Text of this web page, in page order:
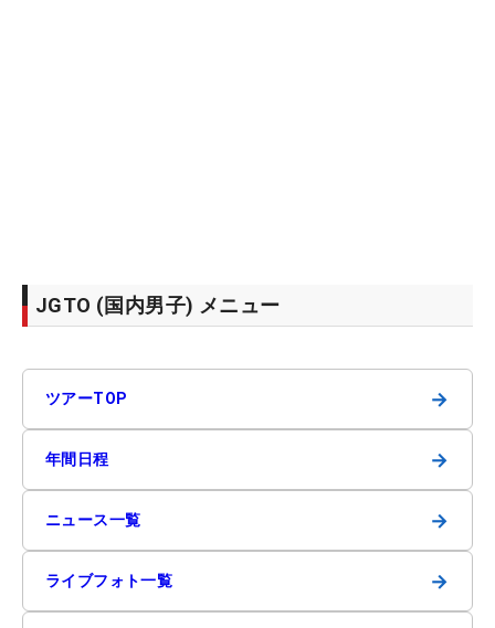
JGTO (国内男子) メニュー
ツアーTOP →
年間日程 →
ニュース一覧 →
ライブフォト一覧 →